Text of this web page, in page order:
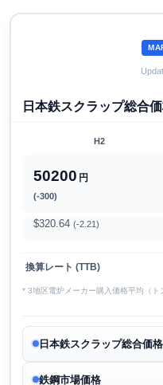
日本鉄スクラップ総合
H2
50200 円
(-300)
$320.64 (-2.21)
換算レート (TTB)
* 3地区電炉メーカー購入価格平均（ト
日本鉄スクラップ総合価格
鉄鋼市場価格